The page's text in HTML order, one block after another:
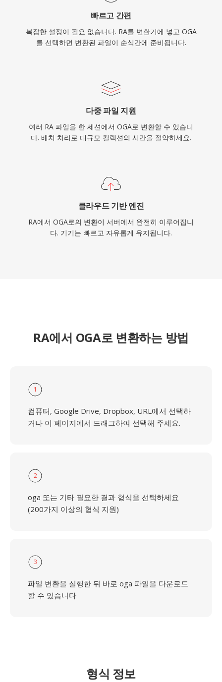
빠르고 간편
복잡한 설정이 필요 없습니다. RA를 변환기에 넣고 OGA
를 선택하면 변환된 파일이 순식간에 준비됩니다.
다중 파일 지원
여러 RA 파일을 한 세션에서 OGA로 변환할 수 있습니
다. 배치 처리로 대규모 컬렉션의 시간을 절약하세요.
클라우드 기반 엔진
RA에서 OGA로의 변환이 서버에서 완전히 이루어집니
다. 기기는 빠르고 자유롭게 유지됩니다.
RA에서 OGA로 변환하는 방법
1
컴퓨터, Google Drive, Dropbox, URL에서 선택하
거나 이 페이지에서 드래그하여 선택해 주세요.
2
oga 또는 기타 필요한 결과 형식을 선택하세요
(200가지 이상의 형식 지원)
3
파일 변환을 실행한 뒤 바로 oga 파일을 다운로드
할 수 있습니다
형식 정보